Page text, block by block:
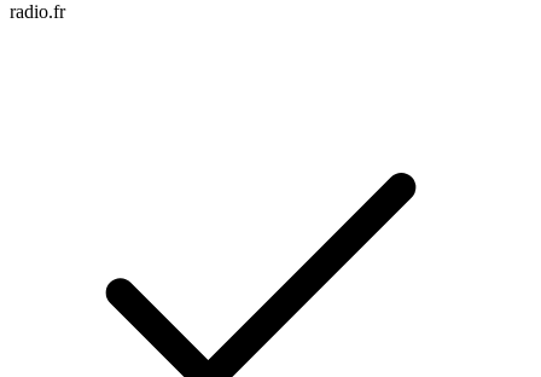
radio.fr